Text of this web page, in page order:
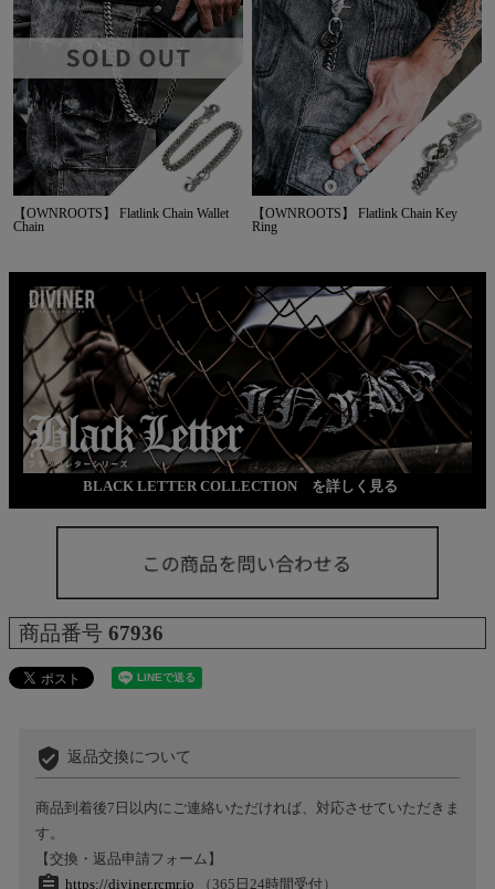
【OWNROOTS】 Flatlink Chain Wallet
Chain
【OWNROOTS】 Flatlink Chain Key
Ring
BLACK LETTER COLLECTION を詳しく見る
商品番号 67936
verified_user 返品交換について
商品到着後7日以内にご連絡いただければ、対応させていただきま
す。
【交換・返品申請フォーム】
https://diviner.rcmr.io （365日24時間受付）